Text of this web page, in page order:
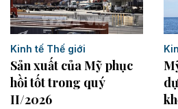
Kinh tế Thế giới
Sản xuất của Mỹ phục
hồi tốt trong quý
II/2026